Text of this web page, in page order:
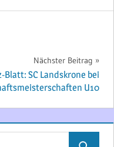
Nächster Beitrag
Blatt: SC Landskrone bei
U10